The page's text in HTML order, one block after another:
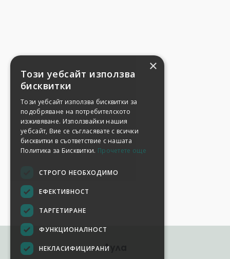
Аула
×
Този уебсайт използва
бисквитки
Този уебсайт използва бисквитки за
подобряване на потребителското
изживяване. Използвайки нашия
уебсайт, Вие се съгласявате с всички
бисквитки в съответствие с нашата
Политика за Бисквитки. Прочетете още
СТРОГО НЕОБХОДИМО
ЕФЕКТИВНОСТ
ТАРГЕТИРАНЕ
ФУНКЦИОНАЛНОСТ
НЕКЛАСИФИЦИРАНИ